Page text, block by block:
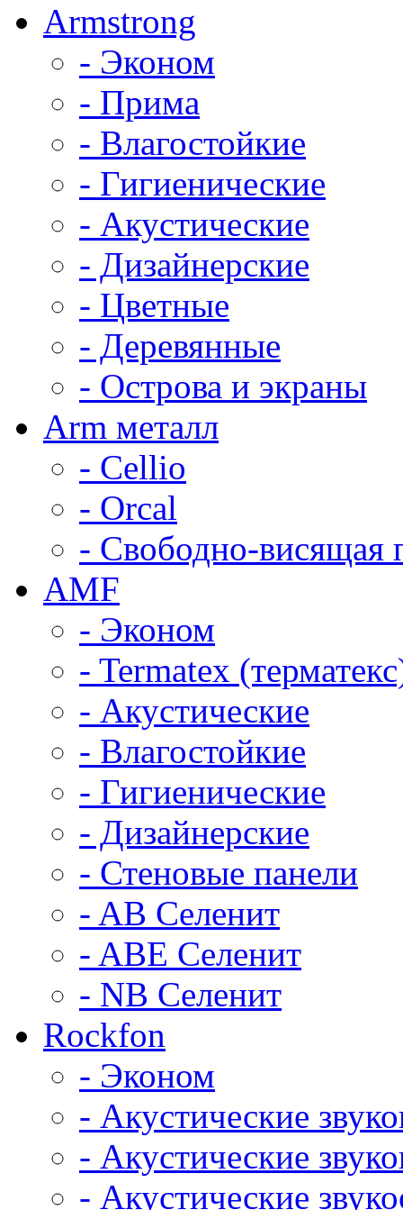
Armstrong
- Эконом
- Прима
- Влагостойкие
- Гигиенические
- Акустические
- Дизайнерские
- Цветные
- Деревянные
- Острова и экраны
Arm металл
- Cellio
- Orcal
- Свободно-висящая
AMF
- Эконом
- Termatex
- Акустические
- Влагостойкие
- Гигиенические
- Дизайнерские
- Стеновые панели
- AB Селенит
- ABE Селенит
- NB Селенит
Rockfon
- Эконом
- Акустические
- Акустические
- Акустические